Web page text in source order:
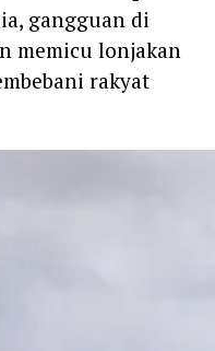
gangguan di
memicu lonjakan
rakyat